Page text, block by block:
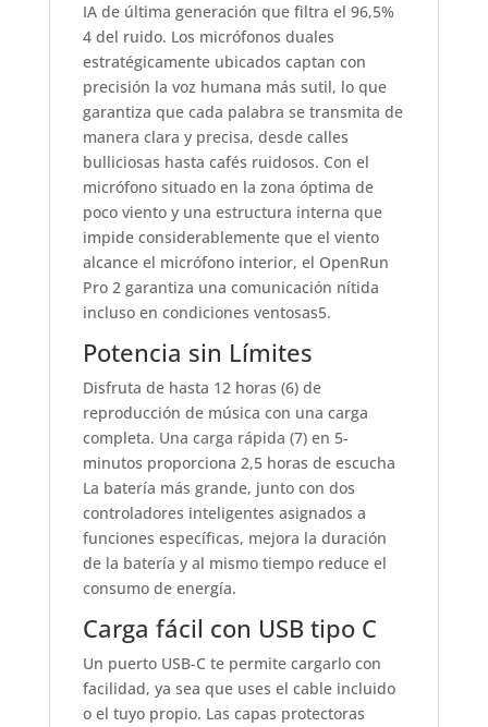
IA de última generación que filtra el 96,5%
4 del ruido. Los micrófonos duales
estratégicamente ubicados captan con
precisión la voz humana más sutil, lo que
garantiza que cada palabra se transmita de
manera clara y precisa, desde calles
bulliciosas hasta cafés ruidosos. Con el
micrófono situado en la zona óptima de
poco viento y una estructura interna que
impide considerablemente que el viento
alcance el micrófono interior, el OpenRun
Pro 2 garantiza una comunicación nítida
incluso en condiciones ventosas5.
Potencia sin Límites
Disfruta de hasta 12 horas (6) de
reproducción de música con una carga
completa. Una carga rápida (7) en 5-
minutos proporciona 2,5 horas de escucha
La batería más grande, junto con dos
controladores inteligentes asignados a
funciones específicas, mejora la duración
de la batería y al mismo tiempo reduce el
consumo de energía.
Carga fácil con USB tipo C
Un puerto USB-C te permite cargarlo con
facilidad, ya sea que uses el cable incluido
o el tuyo propio. Las capas protectoras